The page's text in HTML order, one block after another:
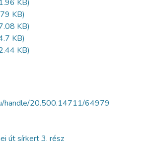
KB)
KB)
KB)
KB)
KB)
handle/20.500.14711/64979
út sírkert 3. rész